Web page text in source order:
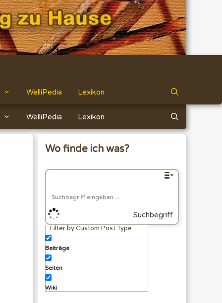
WelliPedia Lexikon
WelliPedia Lexikon
Wo finde ich was?
Suchbegriff
Filter by Custom Post Type
Beiträge
Seiten
Wiki